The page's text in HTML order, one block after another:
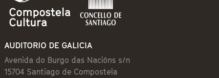
AUDITORIO DE GALICIA
Avenida do Burgo das Nacións s/n
15704 Santiago de Compostela